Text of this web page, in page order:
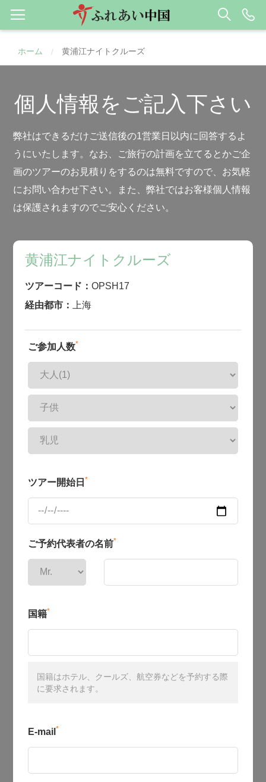
ホーム / 黄浦江ナイトクルーズ
個人情報をご記入下さい
弊社はできるだけご送信後の1営業日以内に回答するよ
うにいたします。なお、ご旅行の計画を立てるとかご企
画のツアーのお見積りをするのは無料ですので、お気軽
にお問い合わせ下さい。また、弊社ではお客様個人情報
は保護されますのでご安心ください。
黄浦江ナイトクルーズ
ツアーコード：OPSH17
経由都市：
上海
ご参加人数*
ツアー開始日 *
ご予約代表者の名前*
国籍*
国籍はホテル、クールズ、航空券などを予約する際
に要求されます。
E-mail *